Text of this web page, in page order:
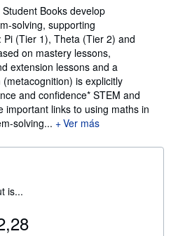
Books develop
solving, supporting
(Tier 1), Theta (Tier 2) and
on mastery lessons,
extension lessons and a
is explicitly
and confidence* STEM and
important links to using maths in
solving...
Ver más
is...